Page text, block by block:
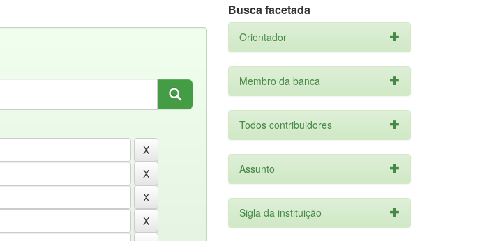
Busca facetada
Orientador
Membro da banca
Todos contribuidores
Assunto
Sigla da instituição